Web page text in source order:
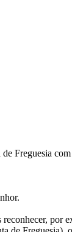
Freguesia